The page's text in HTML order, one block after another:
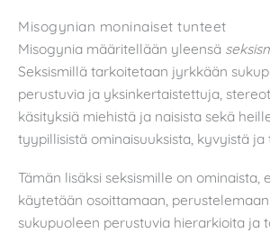
Misogynian moninaiset tunteet
Misogynia määritellään yleensä
Seksismillä tarkoitetaan jyrkkään
perustuvia ja yksinkertaistettuja,
käsityksiä miehistä ja naisista sekä
tyypillisistä ominaisuuksista, kyvyistä ja
Tämän lisäksi seksismille on ominaista,
käytetään osoittamaan,
sukupuoleen perustuvia hierarkioita ja